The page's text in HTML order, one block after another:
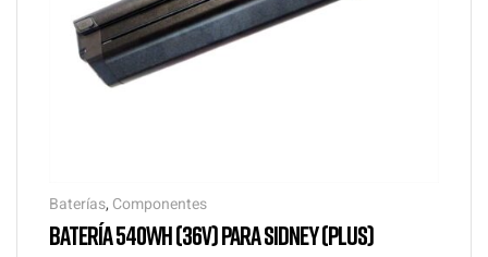
Baterías, Componentes
BATERÍA 540WH (36V) PARA SIDNEY (PLUS)